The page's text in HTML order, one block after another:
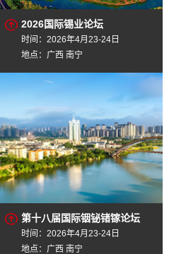
2026国际锡业论坛
时间：2026年4月23-24日
地点：广西 南宁
第十八届国际铟铋锗镓论坛
时间：2026年4月23-24日
地点：广西 南宁